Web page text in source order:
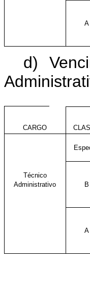
A
d)
CARGO
Técnico
Administrativo
B
A